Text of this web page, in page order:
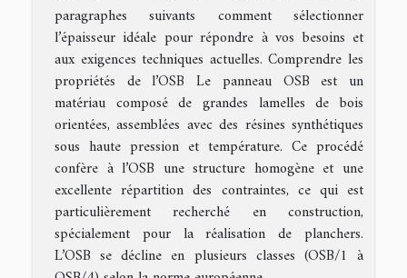
paragraphes suivants comment sélectionner
l’épaisseur idéale pour répondre à vos besoins et
aux exigences techniques actuelles. Comprendre les
propriétés de l’OSB Le panneau OSB est un
matériau composé de grandes lamelles de bois
orientées, assemblées avec des résines synthétiques
sous haute pression et température. Ce procédé
confère à l’OSB une structure homogène et une
excellente répartition des contraintes, ce qui est
particulièrement recherché en construction,
spécialement pour la réalisation de planchers.
L’OSB se décline en plusieurs classes (OSB/1 à